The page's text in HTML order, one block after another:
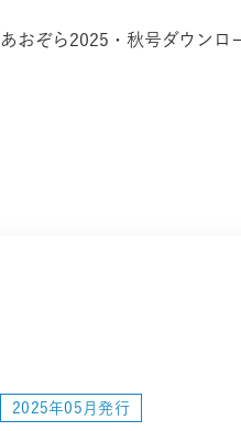
あおぞら2025・秋号ダウンロ
2025年05月発行